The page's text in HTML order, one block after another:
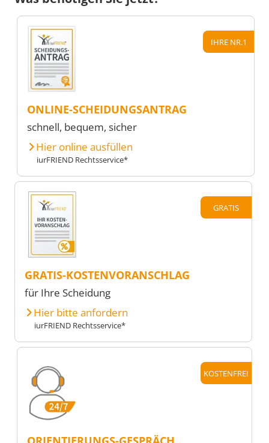
IHRE NR.1
ONLINE-SCHEIDUNGSANTRAG
schnell, bequem, sicher
Hier online ausfüllen
iurFRIEND Rechtsservice*
GRATIS
GRATIS-KOSTENVORANSCHLAG
für Ihre Scheidung
Hier bitte anfordern
iurFRIEND Rechtsservice*
KOSTENFREI